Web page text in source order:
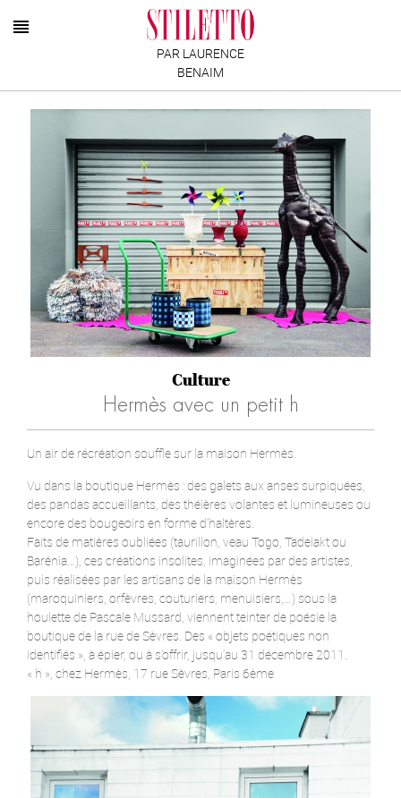
PAR LAURENCE
BENAIM
Culture
Hermès avec un petit h
Un air de récréation souffle sur la maison Hermès.
Vu dans la boutique Hermès : des galets aux anses surpiquées,
des pandas accueillants, des théières volantes et lumineuses ou
encore des bougeoirs en forme d’haltères.
Faits de matières oubliées (taurillon, veau Togo, Tadelakt ou
Barénia…), ces créations insolites, imaginées par des artistes,
puis réalisées par les artisans de la maison Hermès
(maroquiniers, orfèvres, couturiers, menuisiers,…) sous la
houlette de Pascale Mussard, viennent teinter de poésie la
boutique de la rue de Sèvres. Des « objets poétiques non
identifiés », à épier, ou à s’offrir, jusqu’au 31 décembre 2011.
« h », chez Hermès, 17 rue Sèvres, Paris 6ème